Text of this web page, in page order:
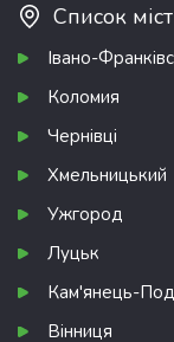
Список міст
Івано-
Коломия
Чернівці
Хмельницький
Ужгород
Луцьк
Кам'янець-
Вінниця